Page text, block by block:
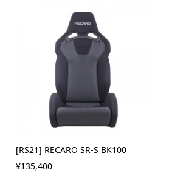
[RS21] RECARO SR-S BK100
¥135,400